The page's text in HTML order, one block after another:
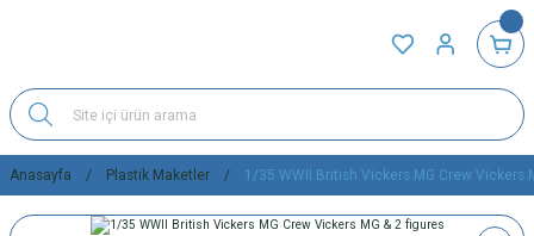
Anasayfa Plastik Maketler 1/35 WWII British Vickers MG Crew Vickers